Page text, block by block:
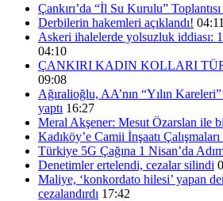
Çankırı’da “İl Su Kurulu”
Derbilerin hakemleri açıklandı! 04:11
Askeri ihalelerde yolsuzluk iddiası:
04:10
ÇANKIRI KADIN KOLLARI
09:08
Ağıralioğlu, AA’nın “Yılın
yaptı 16:27
Meral Akşener: Mesut Özarslan ile
Kadıköy’e Camii İnşaatı
Türkiye 5G Çağına 1 Nisan’da
Denetimler ertelendi, cezalar silindi
Maliye, ‘konkordato hilesi’ yapan
cezalandırdı 17:42